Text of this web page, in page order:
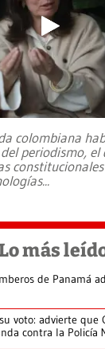
colombiana
periodismo, el
...
más
de Panamá
voto: advierte que
contra la Policía